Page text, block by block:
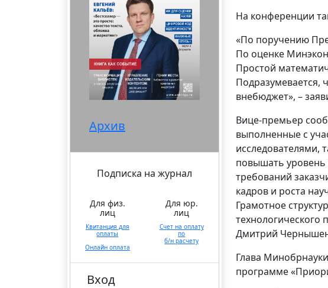
Архив
Подписка на журнал
Для физ.
лиц
Квитанция для
оплаты
Онлайн оплата
Для юр.
лиц
Счет на оплату
по
б/н расчету
Вход
На конференции
«По поручению
По оценке
Простой
Подразумевается,
внебюджет», –
Вице-премьер
выполненные с
исследователями,
повышать уровень
требований
кадров и роста
Грамотное
технологического
Дмитрий
Глава Минобрнауки
программе